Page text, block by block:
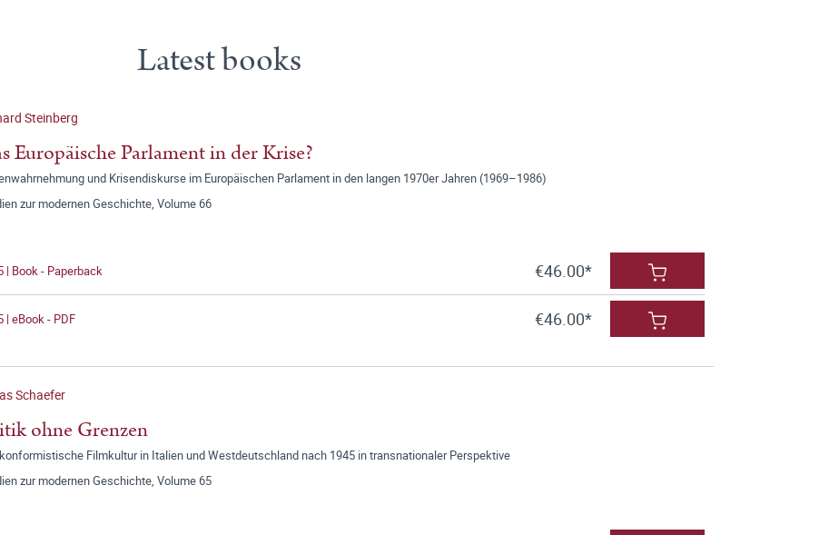
Latest books
Steinberg
Europäische Parlament in der Krise?
und Krisendiskurse im Europäischen Parlament in den langen 1970er Jahren (1969–1986)
zur modernen Geschichte, Volume 66
| Book - Paperback €46.00*
| eBook - PDF €46.00*
Schaefer
ohne Grenzen
Filmkultur in Italien und Westdeutschland nach 1945 in transnationaler Perspektive
zur modernen Geschichte, Volume 65